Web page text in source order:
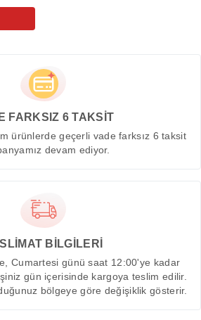
FARKSIZ 6 TAKSİT
ürünlerde geçerli vade farksız 6 taksit
devam ediyor.
BİLGİLERİ
Cumartesi günü saat 12:00'ye kadar
gün içerisinde kargoya teslim edilir.
bölgeye göre değişiklik gösterir.